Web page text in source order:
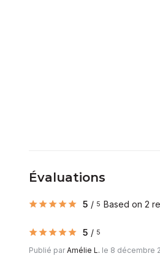
Évaluations
5 / 5 Based on 2
5 / 5
Publié par Amélie L. le 8 décembre